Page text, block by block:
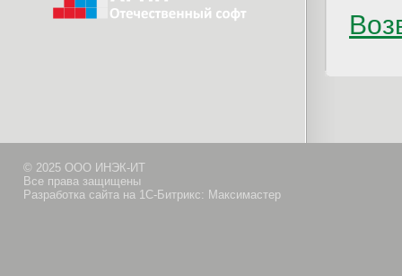
© 2025 ООО ИНЭК-ИТ
Все права защищены
Разработка сайта на 1С-Битрикс: Максимастер